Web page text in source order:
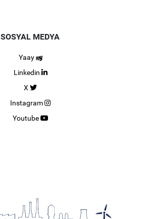
SOSYAL MEDYA
Yaay
Linkedin
X
Instagram
Youtube